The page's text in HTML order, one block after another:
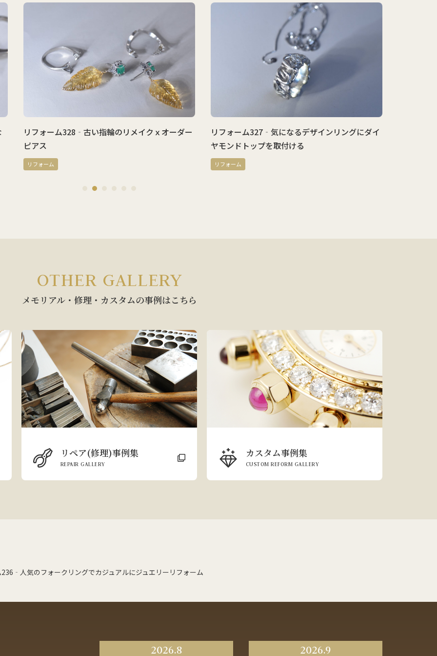
リフォーム328‐古い指輪のリメイクｘオーダー
ピアス
リフォーム
リフォーム327‐気になるデザインリングにダイ
ヤモンドトップを取付ける
リフォーム
OTHER GALLERY
メモリアル・修理・カスタムの事例はこちら
リペア(修理)事例集
REPAIR GALLERY
カスタム事例集
CUSTOM REFORM GALLERY
人気のフォークリングでカジュアルにジュエリーリフォーム
2026.8 2026.9